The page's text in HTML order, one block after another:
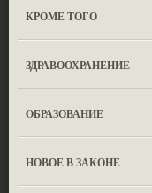
КРОМЕ ТОГО
ЗДРАВООХРАНЕНИЕ
OБРАЗОВАНИЕ
НОВОЕ В ЗАКОНЕ